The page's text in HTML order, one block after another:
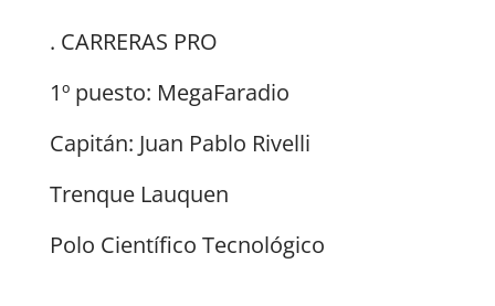
. CARRERAS PRO
1º puesto: MegaFaradio
Capitán: Juan Pablo Rivelli
Trenque Lauquen
Polo Científico Tecnológico